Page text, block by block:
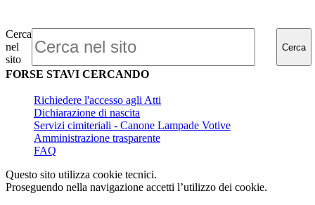
Cerca
nel
sito
Cerca
FORSE STAVI CERCANDO
Richiedere l'accesso agli Atti
Dichiarazione di nascita
Servizi cimiteriali - Canone Lampade Votive
Amministrazione trasparente
FAQ
Questo sito utilizza cookie tecnici.
Proseguendo nella navigazione accetti l’utilizzo dei cookie.